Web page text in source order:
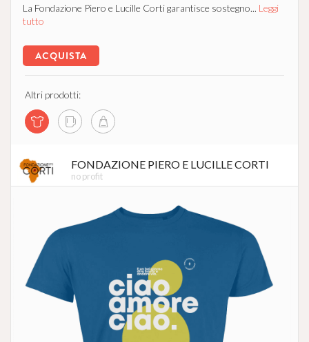
La Fondazione Piero e Lucille Corti garantisce sostegno... Leggi
tutto
ACQUISTA
Altri prodotti:
FONDAZIONE PIERO E LUCILLE CORTI
no profit